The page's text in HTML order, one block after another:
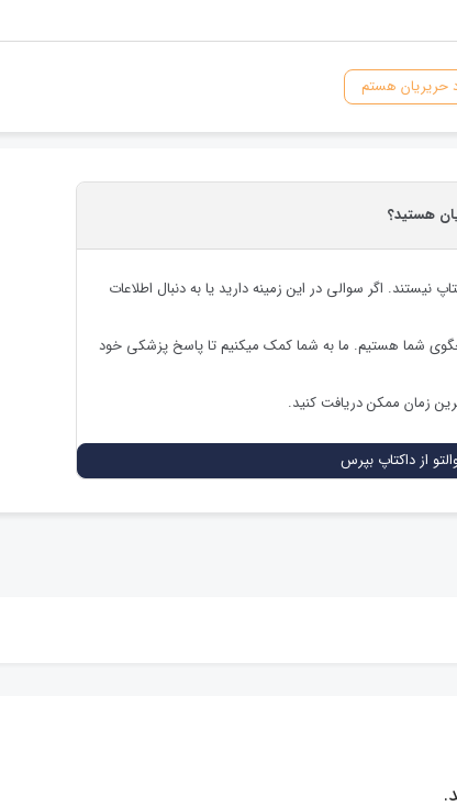
حریریان هستم
هستید؟
نیستند. اگر سوالی در این زمینه دارید یا به دنبال اطلاعات
شما هستیم. ما به شما کمک میکنیم تا پاسخ پزشکی خود
زمان ممکن دریافت کنید.
از داکتاپ بپرس